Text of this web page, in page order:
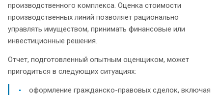
производственного комплекса. Оценка стоимости
производственных линий позволяет рационально
управлять имуществом, принимать финансовые или
инвестиционные решения.
Отчет, подготовленный опытным оценщиком, может
пригодиться в следующих ситуациях:
оформление гражданско-правовых сделок, включая